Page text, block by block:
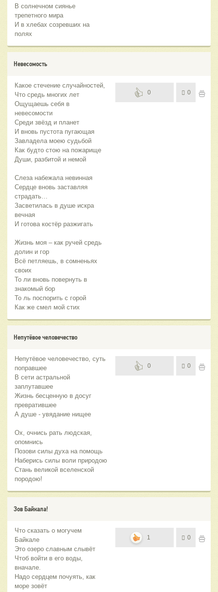
В солнечном сиянье
трепетного мира
И в хлебах созревших на
полях
Невесомость
Какое стечение случайностей,
Что средь многих лет
Ощущаешь себя в
невесомости
Среди звёзд и планет
И вновь пустота пугающая
Завладела моею судьбой
Как будто стою на пожарище
Души, разбитой и немой
Слеза набежала невинная
Сердце вновь заставляя
страдать…
Засветилась в душе искра
вечная
И готова костёр разжигать
Жизнь моя – как ручей средь
долин и гор
Всё петляешь, в сомненьях
своих
То ли вновь повернуть в
знакомый бор
То ль поспорить с горой
Как же смел мой стих
0 0
Непутёвое человечество
Непутёвое человечество, суть
поправшее
В сети астральной
заплутавшее
Жизнь бесценную в досуг
превратившее
А душе - увядание нищее
Ох, очнись рать людская,
опомнись
Позови силы духа на помощь
Наберись силы воли природою
Стань великой вселенской
породою!
0 0
Зов Байкала!
Что сказать о могучем
Байкале
Это озеро славным слывёт
Чтоб войти в его воды,
вначале.
Надо сердцем почуять, как
море зовёт
1 0